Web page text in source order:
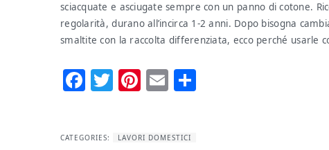
sciacquate e asciugate sempre con un panno di cotone.
regolarità, durano all’incirca 1-2 anni. Dopo bisogna
smaltite con la raccolta differenziata, ecco perché usarle
Facebook
TwitterPinterest
Email
CATEGORIES: LAVORI DOMESTICI